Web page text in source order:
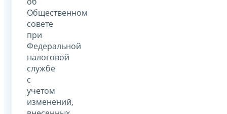
Общественном
совете
при
Федеральной
налоговой
службе
с
учетом
изменений,